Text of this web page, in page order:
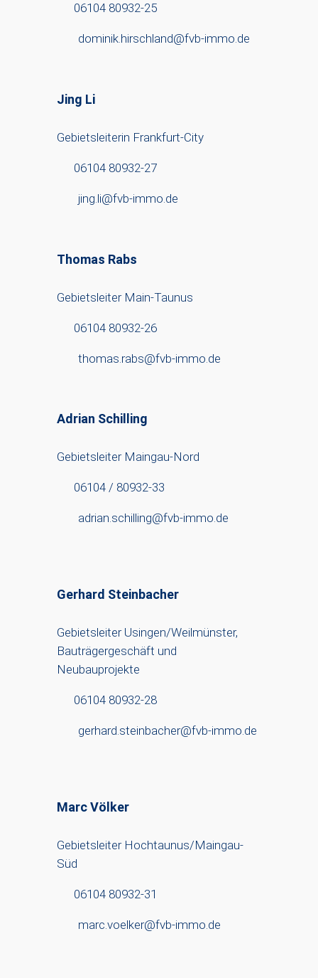
06104 80932-25
dominik.hirschland@fvb-immo.de
Jing Li
Gebietsleiterin Frankfurt-City
06104 80932-27
jing.li@fvb-immo.de
Thomas Rabs
Gebietsleiter Main-Taunus
06104 80932-26
thomas.rabs@fvb-immo.de
Adrian Schilling
Gebietsleiter Maingau-Nord
06104 / 80932-33
adrian.schilling@fvb-immo.de
Gerhard Steinbacher
Gebietsleiter Usingen/Weilmünster,
Bauträgergeschäft und
Neubauprojekte
06104 80932-28
gerhard.steinbacher@fvb-immo.de
Marc Völker
Gebietsleiter Hochtaunus/Maingau-
Süd
06104 80932-31
marc.voelker@fvb-immo.de